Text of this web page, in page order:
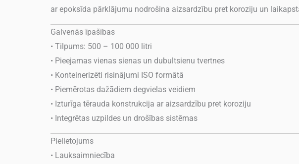
ar epoksīda pārklājumu nodrošina aizsardzību pret koroziju un
Galvenās īpašības
• Tilpums: 500 – 100 000 litri
• Pieejamas vienas sienas un dubultsienu tvertnes
• Konteinerizēti risinājumi ISO formātā
• Piemērotas dažādiem degvielas veidiem
• Izturīga tērauda konstrukcija ar aizsardzību pret koroziju
• Integrētas uzpildes un drošības sistēmas
Pielietojums
• Lauksaimniecība